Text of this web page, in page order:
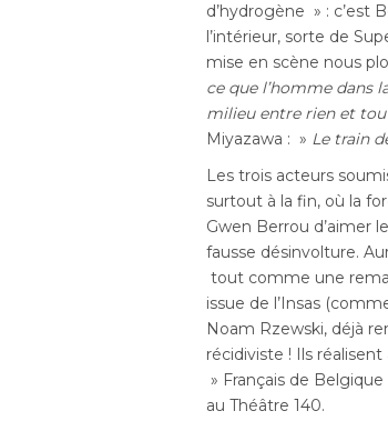
d’hydrogène » : c’est
l’intérieur, sorte de
mise en scène nous
ce que l’homme dans
milieu entre rien et
Miyazawa : » Le train
Les trois acteurs
surtout à la fin, où la
Gwen Berrou d’aimer
fausse désinvolture.
tout comme une
issue de l’Insas
Noam Rzewski, déjà
récidiviste ! Ils réalisent
» Français de
au Théâtre 140.